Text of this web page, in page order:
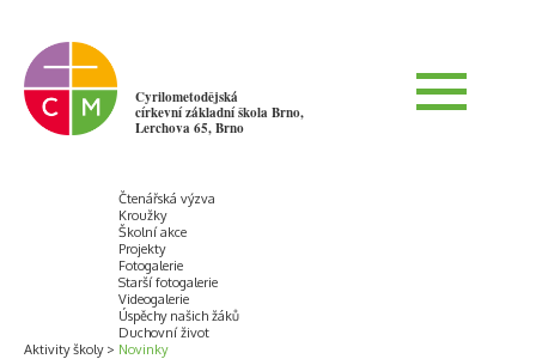
Cyrilometodějská
církevní základní škola Brno,
Lerchova 65, Brno
Aktivity školy
Čtenářská výzva
Kroužky
Školní akce
Projekty
Fotogalerie
Starší fotogalerie
Videogalerie
Úspěchy našich žáků
Duchovní život
Novinky